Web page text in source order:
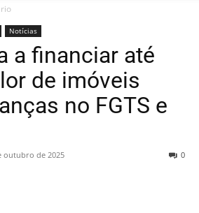
Notícias
a financiar até
de imóveis
no FGTS e
outubro de 2025 0